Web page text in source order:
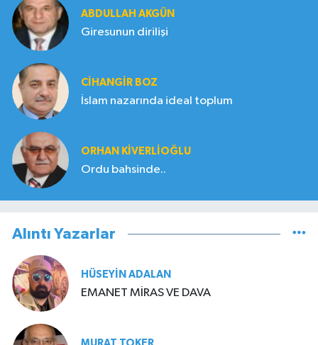
ABDULLAH AKGÜN
Giresunun dirilişi
CIHANGIR BOZ
İslam nazarında ideal toplum
ORHAN KIVERLIOĞLU
Ordu bahsinde..
Alıntı Yazarlar
HÜSEYIN ADALAN
EMANET MİRAS VE DAVA